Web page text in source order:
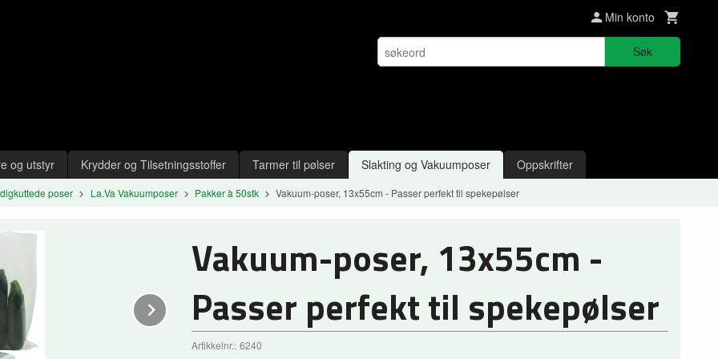
Min konto
Søk
og utstyr Krydder og Tilsetningsstoffer Tarmer til pølser Slakting og Vakuumposer Oppskrifter
poser La.Va Vakuumposer Pakker à 50stk Vakuum-poser, 13x55cm - Passer perfekt til spekepølser
Next
Vakuum-poser, 13x55cm -
Passer perfekt til spekepølser
Artikkelnr.: 6240